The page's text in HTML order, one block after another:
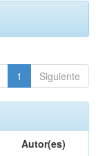
1 Siguiente
Autor(es)